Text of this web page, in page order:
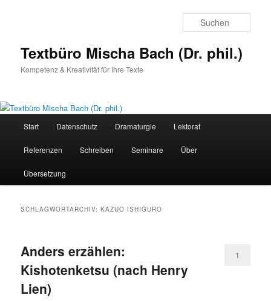
Textbüro Mischa Bach (Dr. phil.)
Kompetenz & Kreativität für Ihre Texte
Start Datenschutz Dramaturgie Lektorat
Referenzen Schreiben Seminare Über
Übersetzung
SCHLAGWORTARCHIV:KAZUO ISHIGURO
Anders erzählen:
Kishotenketsu (nach Henry
Lien)
1